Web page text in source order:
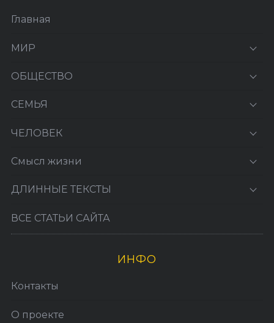
Главная
МИР
ОБЩЕСТВО
СЕМЬЯ
ЧЕЛОВЕК
Смысл жизни
ДЛИННЫЕ ТЕКСТЫ
ВСЕ СТАТЬИ САЙТА
ИНФО
Контакты
О проекте